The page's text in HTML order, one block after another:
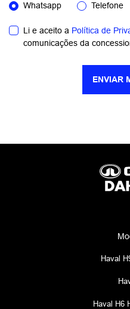
Whatsapp
Telefone
Li e aceito a Política de
comunicações da
ENVIAR
Haval
Haval H6